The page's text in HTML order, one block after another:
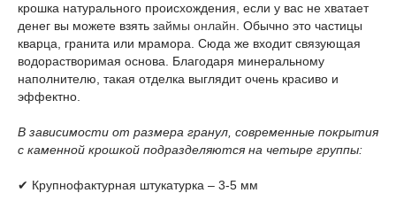
крошка натурального происхождения, если у вас не хватает
денег вы можете взять займы онлайн . Обычно это частицы
кварца, гранита или мрамора. Сюда же входит связующая
водорастворимая основа. Благодаря минеральному
наполнителю, такая отделка выглядит очень красиво и
эффектно.
В зависимости от размера гранул, современные покрытия
с каменной крошкой подразделяются на четыре группы:
✔ Крупнофактурная штукатурка – 3-5 мм